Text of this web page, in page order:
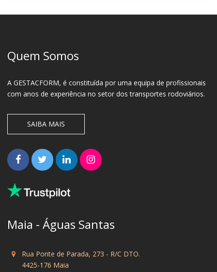
Quem Somos
A GESTACFORM, é constituída por uma equipa de profissionais
com anos de experiência no setor dos transportes rodoviários.
SAIBA MAIS
Maia - Águas Santas
Rua Ponte de Parada, 273 - R/C DTO.
4425-176 Maia